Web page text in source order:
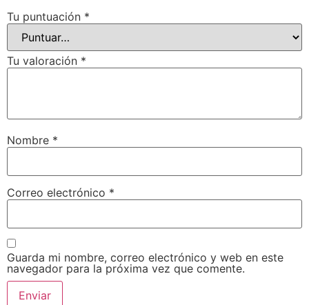
Tu puntuación *
Tu valoración *
Nombre *
Correo electrónico *
Guarda mi nombre, correo electrónico y web en este
navegador para la próxima vez que comente.